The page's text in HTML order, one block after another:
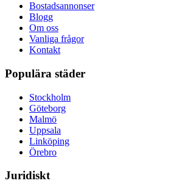
Bostadsannonser
Blogg
Om oss
Vanliga frågor
Kontakt
Populära städer
Stockholm
Göteborg
Malmö
Uppsala
Linköping
Örebro
Juridiskt